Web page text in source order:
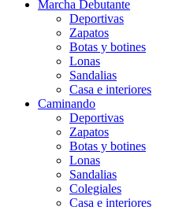
Marcha Debutante
Deportivas
Zapatos
Botas y botines
Lonas
Sandalias
Casa e interiores
Caminando
Deportivas
Zapatos
Botas y botines
Lonas
Sandalias
Colegiales
Casa e interiores